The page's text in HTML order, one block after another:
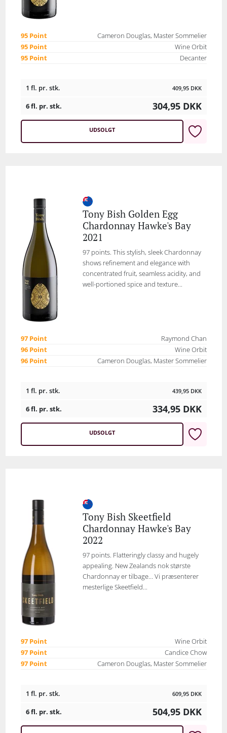
95 Point
Cameron Douglas, Master Sommelier
95 Point
Wine Orbit
95 Point
Decanter
1 fl. pr. stk. 409,95 DKK
6 fl. pr. stk. 304,95 DKK
UDSOLGT
Tony Bish Golden Egg
Chardonnay Hawke's Bay
2021
97 points. This stylish, sleek Chardonnay
shows refinement and elegance with
concentrated fruit, seamless acidity, and
well-portioned spice and texture...
97 Point
Raymond Chan
96 Point
Wine Orbit
96 Point
Cameron Douglas, Master Sommelier
1 fl. pr. stk. 439,95 DKK
6 fl. pr. stk. 334,95 DKK
UDSOLGT
Tony Bish Skeetfield
Chardonnay Hawke's Bay
2022
97 points. Flatteringly classy and hugely
appealing. New Zealands nok største
Chardonnay er tilbage… Vi præsenterer
mesterlige Skeetfield...
97 Point
Wine Orbit
97 Point
Candice Chow
97 Point
Cameron Douglas, Master Sommelier
1 fl. pr. stk. 609,95 DKK
6 fl. pr. stk. 504,95 DKK